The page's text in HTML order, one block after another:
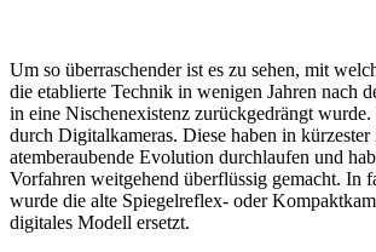
Um so überraschender ist es zu sehen, mit
die etablierte Technik in wenigen Jahren nach
in eine Nischenexistenz zurückgedrängt
durch Digitalkameras. Diese haben in kürzester
atemberaubende Evolution durchlaufen und
Vorfahren weitgehend überflüssig gemacht. In
wurde die alte Spiegelreflex- oder
digitales Modell ersetzt.